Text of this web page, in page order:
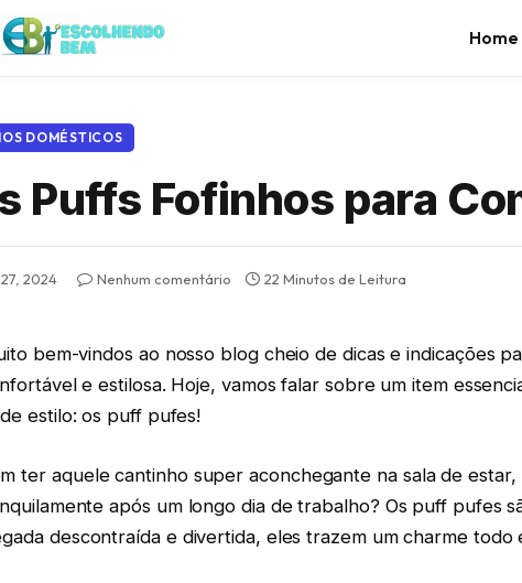
Home
DOMÉSTICOS
Puffs Fofinhos para
2024 Nenhum comentário 22 Minutos de Leitura
bem-vindos ao nosso blog cheio de dicas e indicações
e estilosa. Hoje, vamos falar sobre um item
estilo: os puff pufes!
ter aquele cantinho super aconchegante na sala de estar,
após um longo dia de trabalho? Os puff pufes
descontraída e divertida, eles trazem um charme todo